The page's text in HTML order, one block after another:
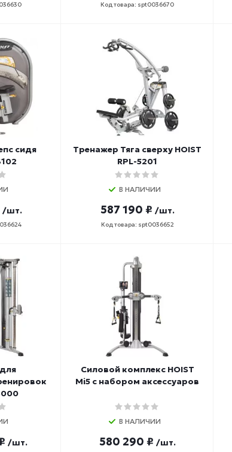
Код товара: spt0036670
сидя
/шт.
Тренажер Тяга сверху HOIST
RPL-5201
В НАЛИЧИИ
587 190 ₽ /шт.
Код товара: spt0036652
/шт.
Силовой комплекс HOIST
Mi5 с набором аксессуаров
В НАЛИЧИИ
580 290 ₽ /шт.